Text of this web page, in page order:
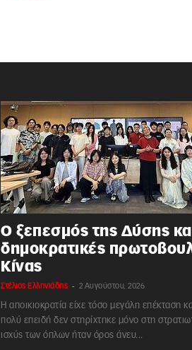
Ο ξεπεσμός της Δύσης
δημοκρατικές
Κίνας
Στέλιος Ελληνιάδης - 2 Αυγούστου, 2026
Η αποικιοκρατία είχε τόσο μεγάλη επέκταση
πολύ επειδή δεν στηρίχτηκε μόνο στη
ισχύς των όπλων ήταν όρος άνευ...